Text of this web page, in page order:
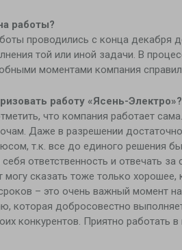
работы?
проводились с конца декабря
той или иной задачи. В
моментами компания
работу «Ясень-Электро»?
что компания работает
Даже в разрешении
т.к. все до единого решения
ответственность и отвечать
сказать тоже только
– это очень важный момент
которая добросовестно
конкурентов. Приятно работать